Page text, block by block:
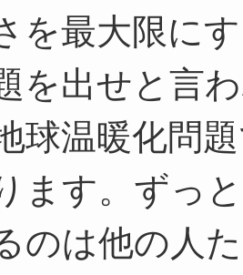
を最大限に
を出せと言
球温暖化問
ます。ずっ
のは他の人